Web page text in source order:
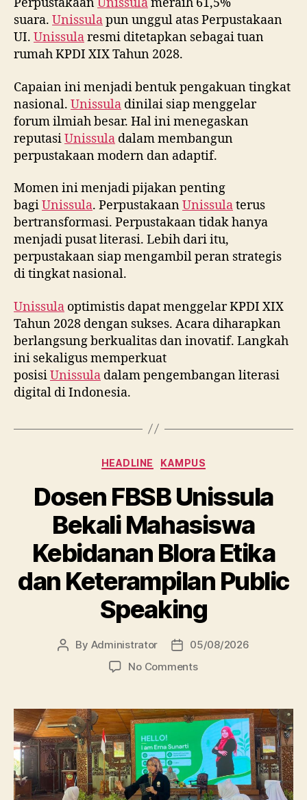
Perpustakaan Unissulameraih 61,5%
suara. Unissulapun unggul atas Perpustakaan
UI. Unissularesmi ditetapkan sebagai tuan
rumah KPDI XIX Tahun 2028.
Capaian ini menjadi bentuk pengakuan tingkat
nasional. Unissula dinilai siap menggelar
forum ilmiah besar. Hal ini menegaskan
reputasiUnissula dalam membangun
perpustakaan modern dan adaptif.
Momen ini menjadi pijakan penting
bagiUnissula. PerpustakaanUnissulaterus
bertransformasi. Perpustakaan tidak hanya
menjadi pusat literasi. Lebih dari itu,
perpustakaan siap mengambil peran strategis
di tingkat nasional.
Unissula optimistis dapat menggelar KPDI XIX
Tahun 2028 dengan sukses. Acara diharapkan
berlangsung berkualitas dan inovatif. Langkah
ini sekaligus memperkuat
posisiUnissula dalam pengembangan literasi
digital di Indonesia.
Categories
HEADLINE KAMPUS
Dosen FBSB Unissula
Bekali Mahasiswa
Kebidanan Blora Etika
dan Keterampilan Public
Speaking
Post
By Administrator
Post
date
05/08/2026
No Commentson
Unissula
Bekali
Mahasiswa
Kebidanan
Blora
Etika